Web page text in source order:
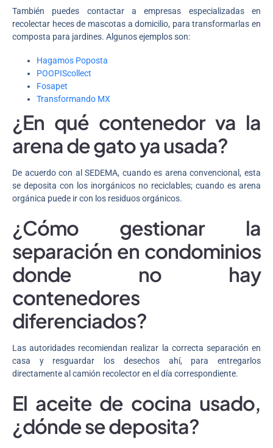
También puedes contactar a empresas especializadas en
recolectar heces de mascotas a domicilio, para transformarlas en
composta para jardines. Algunos ejemplos son:
Hagamos Poposta
POOPIScollect
Fosapet
Transformando MX
¿En qué contenedor va la
arena de gato ya usada?
De acuerdo con al SEDEMA, cuando es arena convencional, esta
se deposita con los inorgánicos no reciclables; cuando es arena
orgánica puede ir con los residuos orgánicos.
¿Cómo gestionar la
separación en condominios
donde no hay
contenedores
diferenciados?
Las autoridades recomiendan realizar la correcta separación en
casa y resguardar los desechos ahí, para entregarlos
directamente al camión recolector en el día correspondiente.
El aceite de cocina usado,
¿dónde se deposita?